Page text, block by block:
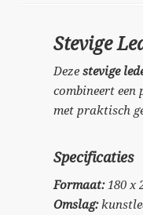
Stevige
Dezestevige
combineert
met praktisch
Specificaties
Formaat:180 x
Omslag: